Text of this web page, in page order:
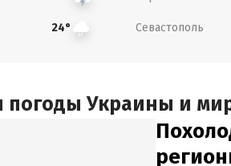
24° Севастополь
погоды Украины и